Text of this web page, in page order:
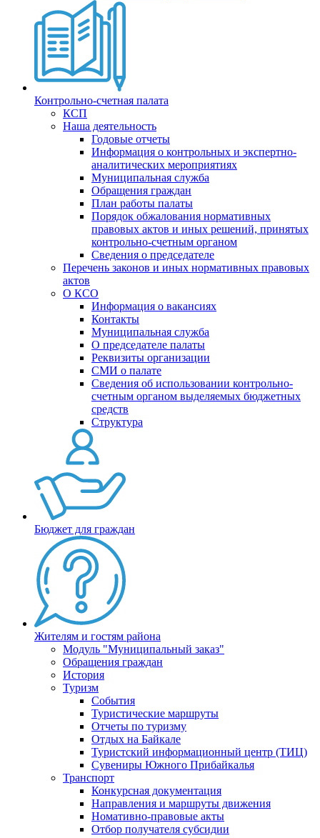
Контрольно-счетная палата
КСП
Наша деятельность
Годовые отчеты
Информация о контрольных и экспертно-
аналитических мероприятиях
Муниципальная служба
Обращения граждан
План работы палаты
Порядок обжалования нормативных
правовых актов и иных решений, принятых
контрольно-счетным органом
Сведения о председателе
Перечень законов и иных нормативных правовых
актов
О КСО
Информация о вакансиях
Контакты
Муниципальная служба
О председателе палаты
Реквизиты организации
СМИ о палате
Сведения об использовании контрольно-
счетным органом выделяемых бюджетных
средств
Структура
Бюджет для граждан
Жителям и гостям района
Модуль "Муниципальный заказ"
Обращения граждан
История
Туризм
События
Туристические маршруты
Отчеты по туризму
Отдых на Байкале
Туристский информационный центр (ТИЦ)
Сувениры Южного Прибайкалья
Транспорт
Конкурсная документация
Направления и маршруты движения
Номативно-правовые акты
Отбор получателя субсидии